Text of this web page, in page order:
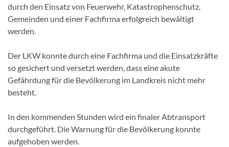
durch den Einsatz von Feuerwehr, Katastrophenschutz,
Gemeinden und einer Fachfirma erfolgreich bewältigt
werden.
Der LKW konnte durch eine Fachfirma und die Einsatzkräfte
so gesichert und versetzt werden, dass eine akute
Gefährdung für die Bevölkerung im Landkreis nicht mehr
besteht.
In den kommenden Stunden wird ein finaler Abtransport
durchgeführt. Die Warnung für die Bevölkerung konnte
aufgehoben werden.